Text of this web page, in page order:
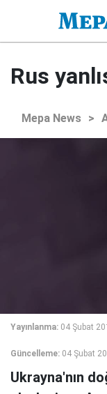
Rus
Mepa News >
Yayınlanma: 04 Şubat
Güncelleme: 04 Şubat
Ukrayna'nın